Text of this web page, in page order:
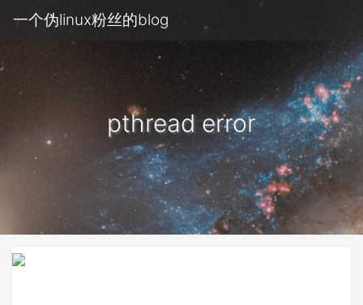
一个伪linux粉丝的blog
pthread error